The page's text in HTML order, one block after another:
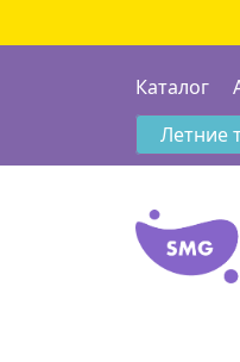
Каталог
Летние